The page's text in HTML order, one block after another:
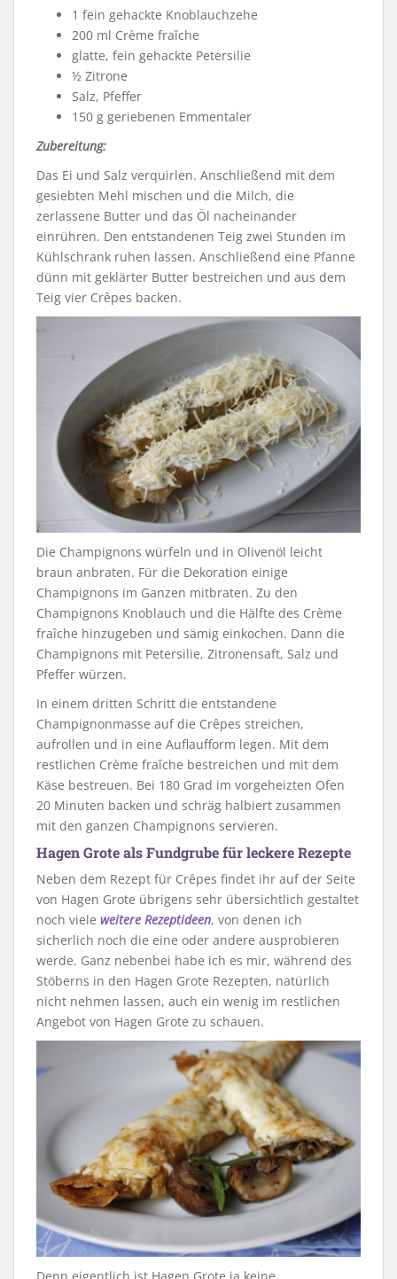
1 fein gehackte Knoblauchzehe
200 ml Crème fraîche
glatte, fein gehackte Petersilie
½ Zitrone
Salz, Pfeffer
150 g geriebenen Emmentaler
Zubereitung:
Das Ei und Salz verquirlen. Anschließend mit dem
gesiebten Mehl mischen und die Milch, die
zerlassene Butter und das Öl nacheinander
einrühren. Den entstandenen Teig zwei Stunden im
Kühlschrank ruhen lassen. Anschließend eine Pfanne
dünn mit geklärter Butter bestreichen und aus dem
Teig vier Crêpes backen.
Die Champignons würfeln und in Olivenöl leicht
braun anbraten. Für die Dekoration einige
Champignons im Ganzen mitbraten. Zu den
Champignons Knoblauch und die Hälfte des Crème
fraîche hinzugeben und sämig einkochen. Dann die
Champignons mit Petersilie, Zitronensaft, Salz und
Pfeffer würzen.
In einem dritten Schritt die entstandene
Champignonmasse auf die Crêpes streichen,
aufrollen und in eine Auflaufform legen. Mit dem
restlichen Crème fraîche bestreichen und mit dem
Käse bestreuen. Bei 180 Grad im vorgeheizten Ofen
20 Minuten backen und schräg halbiert zusammen
mit den ganzen Champignons servieren.
Hagen Grote als Fundgrube für leckere Rezepte
Neben dem Rezept für Crêpes findet ihr auf der Seite
von Hagen Grote übrigens sehr übersichtlich gestaltet
noch viele weitere Rezeptideen, von denen ich
sicherlich noch die eine oder andere ausprobieren
werde. Ganz nebenbei habe ich es mir, während des
Stöberns in den Hagen Grote Rezepten, natürlich
nicht nehmen lassen, auch ein wenig im restlichen
Angebot von Hagen Grote zu schauen.